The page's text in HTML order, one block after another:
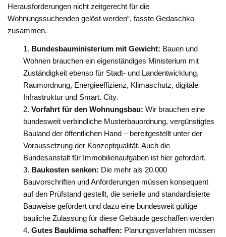
Herausforderungen nicht zeitgerecht für die
Wohnungssuchenden gelöst werden“, fasste Gedaschko
zusammen.
Bundesbauministerium mit Gewicht: Bauen und
Wohnen brauchen ein eigenständiges Ministerium mit
Zuständigkeit ebenso für Stadt- und Landentwicklung,
Raumordnung, Energieeffizienz, Klimaschutz, digitale
Infrastruktur und Smart. City.
Vorfahrt für den Wohnungsbau: Wir brauchen eine
bundesweit verbindliche Musterbauordnung, vergünstigtes
Bauland der öffentlichen Hand – bereitgestellt unter der
Voraussetzung der Konzeptqualität. Auch die
Bundesanstalt für Immobilienaufgaben ist hier gefordert.
Baukosten senken: Die mehr als 20.000
Bauvorschriften und Anforderungen müssen konsequent
auf den Prüfstand gestellt, die serielle und standardisierte
Bauweise gefördert und dazu eine bundesweit gültige
bauliche Zulassung für diese Gebäude geschaffen werden
Gutes Bauklima schaffen: Planungsverfahren müssen